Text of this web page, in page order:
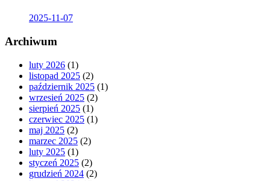
2025-11-07
Archiwum
luty 2026 (1)
listopad 2025 (2)
październik 2025 (1)
wrzesień 2025 (2)
sierpień 2025 (1)
czerwiec 2025 (1)
maj 2025 (2)
marzec 2025 (2)
luty 2025 (1)
styczeń 2025 (2)
grudzień 2024 (2)